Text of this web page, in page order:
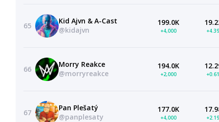
65
Kid Ajvn & A-Cast
@kidajvn
199.0K
+4,000
66
Morry Reakce
@morryreakce
194.0K
+2,000
67
Pan Plešatý
@panplesaty
177.0K
+4,000